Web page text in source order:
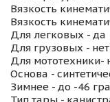
Вязкость
Вязкость
Для легковых - да
Для грузовых - нет
Для мототехники-
Основа -
Зимнее - до -46